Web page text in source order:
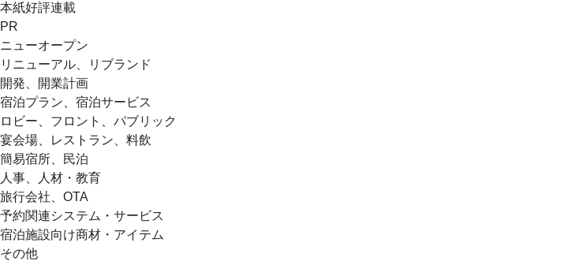
本紙好評連載
PR
ニューオープン
リニューアル、リブランド
開発、開業計画
宿泊プラン、宿泊サービス
ロビー、フロント、パブリック
宴会場、レストラン、料飲
簡易宿所、民泊
人事、人材・教育
旅行会社、OTA
予約関連システム・サービス
宿泊施設向け商材・アイテム
その他